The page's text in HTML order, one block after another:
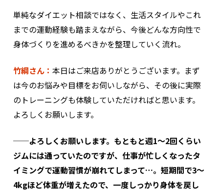
単純なダイエット相談ではなく、生活スタイルやこれ
までの運動経験も踏まえながら、今後どんな方向性で
身体づくりを進めるべきかを整理していく流れ。
竹綱さん： 本日はご来店ありがとうございます。まず
は今のお悩みや目標をお伺いしながら、その後に実際
のトレーニングも体験していただければと思います。
よろしくお願いします。
──よろしくお願いします。もともと週1〜2回くらい
ジムには通っていたのですが、仕事が忙しくなったタ
イミングで運動習慣が崩れてしまって…。短期間で3〜
4kgほど体重が増えたので、一度しっかり身体を戻し